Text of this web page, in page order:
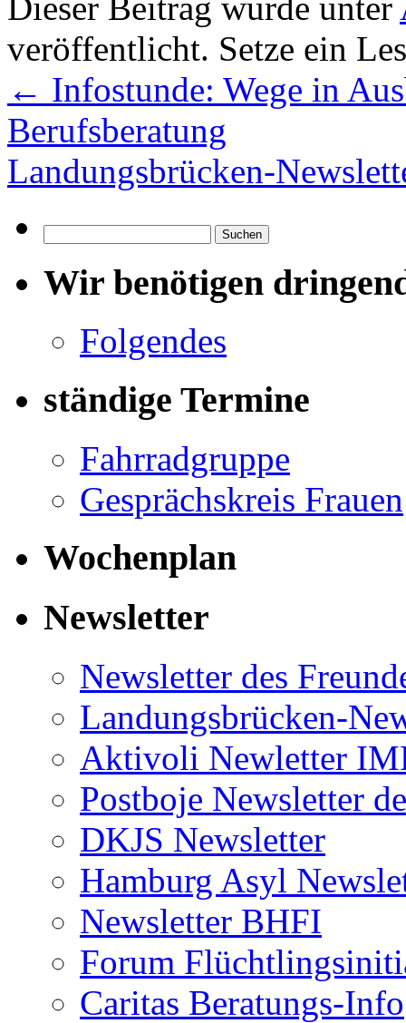
veröffentlicht. Setze ein
← Infostunde: Wege in
Berufsberatung
Landungsbrücken-
nach:
Wir benötigen
Folgendes
ständige Termine
Fahrradgruppe
Gesprächskreis Frauen
Wochenplan
Newsletter
Newsletter des
Landungsbrücken-
Aktivoli Newletter
Postboje Newsletter
DKJS Newsletter
Hamburg Asyl
Newsletter BHFI
Forum
Caritas Beratungs-Info